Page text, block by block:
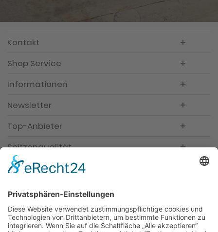
Kontakt
Shop Service
Informationen
Newsletter
Top-Anbieter
Spitzenqualität
Kompetente Beratung
Partner